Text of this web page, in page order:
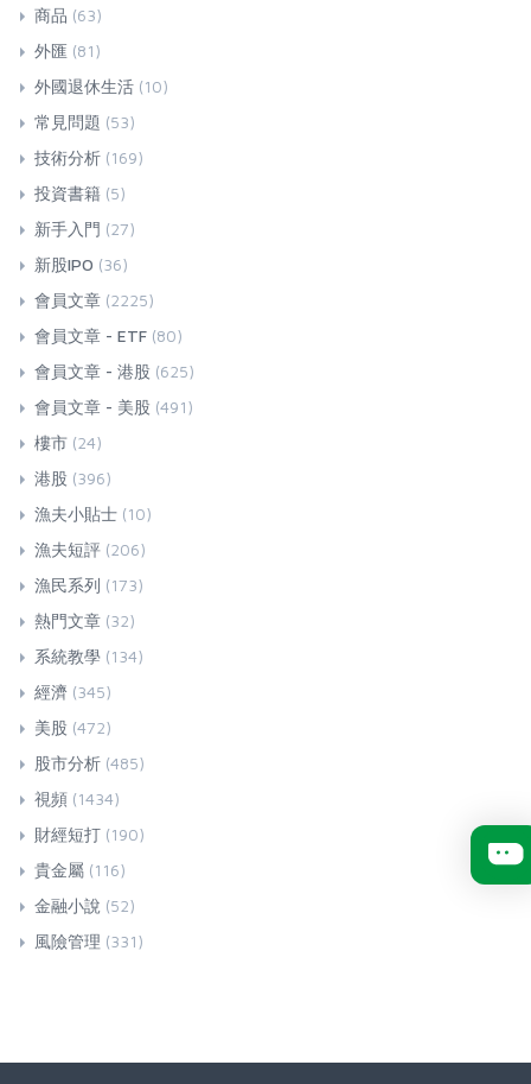
商品 (63)
外匯 (81)
外國退休生活 (10)
常見問題 (53)
技術分析 (169)
投資書籍 (5)
新手入門 (27)
新股IPO (36)
會員文章 (2225)
會員文章 - ETF (80)
會員文章 - 港股 (625)
會員文章 - 美股 (491)
樓市 (24)
港股 (396)
漁夫小貼士 (10)
漁夫短評 (206)
漁民系列 (173)
熱門文章 (32)
系統教學 (134)
經濟 (345)
美股 (472)
股市分析 (485)
視頻 (1434)
財經短打 (190)
貴金屬 (116)
金融小說 (52)
風險管理 (331)